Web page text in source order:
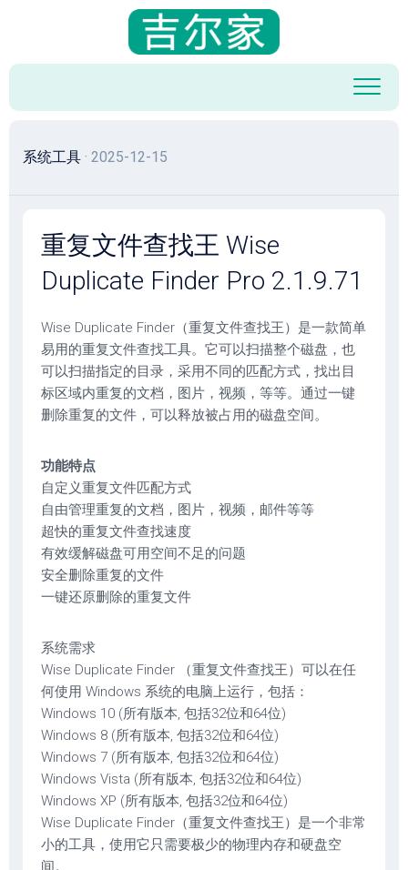
容
系统工具 · 2025-12-15
重复文件查找王 Wise
Duplicate Finder Pro 2.1.9.71
Wise Duplicate Finder（重复文件查找王）是一款简单
易用的重复文件查找工具。它可以扫描整个磁盘，也
可以扫描指定的目录，采用不同的匹配方式，找出目
标区域内重复的文档，图片，视频，等等。通过一键
删除重复的文件，可以释放被占用的磁盘空间。
功能特点
自定义重复文件匹配方式
自由管理重复的文档，图片，视频，邮件等等
超快的重复文件查找速度
有效缓解磁盘可用空间不足的问题
安全删除重复的文件
一键还原删除的重复文件
系统需求
Wise Duplicate Finder （重复文件查找王）可以在任
何使用 Windows 系统的电脑上运行，包括：
Windows 10 (所有版本, 包括32位和64位)
Windows 8 (所有版本, 包括32位和64位)
Windows 7 (所有版本, 包括32位和64位)
Windows Vista (所有版本, 包括32位和64位)
Windows XP (所有版本, 包括32位和64位)
Wise Duplicate Finder（重复文件查找王）是一个非常
小的工具，使用它只需要极少的物理内存和硬盘空
间。